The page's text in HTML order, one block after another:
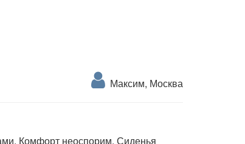
Максим, Москва
Комфорт неоспорим. Сиденья